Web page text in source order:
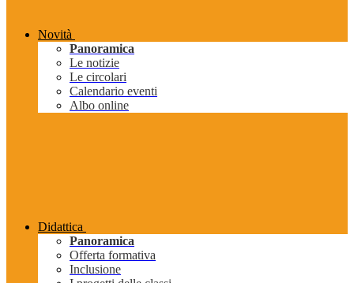
Novità
Panoramica
Le notizie
Le circolari
Calendario eventi
Albo online
Didattica
Panoramica
Offerta formativa
Inclusione